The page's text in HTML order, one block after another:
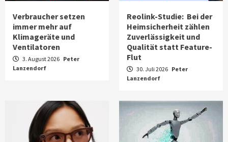
Verbraucher setzen
immer mehr auf
Klimageräte und
Ventilatoren
3. August 2026 Peter
Lanzendorf
Reolink-Studie: Bei der
Heimsicherheit zählen
Zuverlässigkeit und
Qualität statt Feature-
Flut
30. Juli 2026 Peter
Lanzendorf